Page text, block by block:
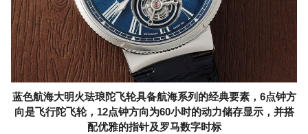
蓝色航海大明火珐琅陀飞轮具备航海系列的经典要素，6点钟方
向是飞行陀飞轮，12点钟方向为60小时的动力储存显示，并搭
配优雅的指针及罗马数字时标